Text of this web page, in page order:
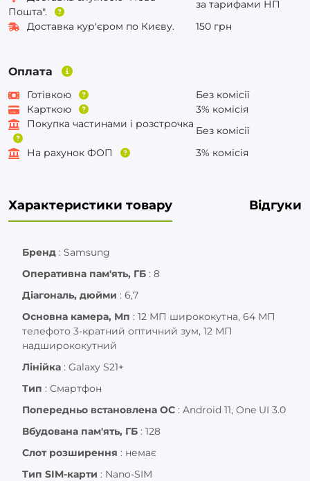
Пошта".
за тарифами НП
Доставка кур'єром по Києву.
150 грн
Оплата
Готівкою
Без комісії
Карткою
3% комісія
Покупка частинами і розстрочка
Без комісії
На рахунок ФОП
3% комісія
Характеристики товару Відгуки
Бренд : Samsung
Оперативна пам'ять, ГБ : 8
Діагональ, дюйми : 6,7
Основна камера, Мп : 12 МП ширококутна, 64 МП
телефото 3-кратний оптичний зум, 12 МП
надширококутний
Лінійка : Galaxy S21+
Тип : Смартфон
Попередньо встановлена ОС : Android 11, One UI 3.0
Вбудована пам'ять, ГБ : 128
Слот розширення : немає
Тип SIM-карти : Nano-SIM